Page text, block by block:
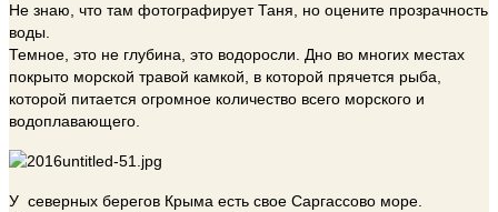
Не знаю, что там фотографирует Таня, но оцените прозрачность
воды.
Темное, это не глубина, это водоросли. Дно во многих местах
покрыто морской травой камкой, в которой прячется рыба,
которой питается огромное количество всего морского и
водоплавающего.
У северных берегов Крыма есть свое Саргассово море.